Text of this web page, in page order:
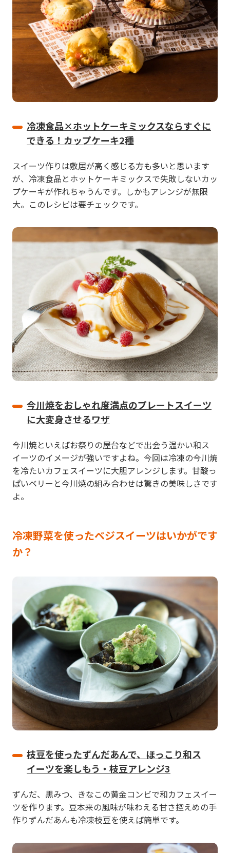
冷凍食品×ホットケーキミックスならすぐに
できる！カップケーキ2種
スイーツ作りは敷居が高く感じる方も多いと思います
が、冷凍食品とホットケーキミックスで失敗しないカッ
プケーキが作れちゃうんです。しかもアレンジが無限
大。このレシピは要チェックです。
今川焼をおしゃれ度満点のプレートスイーツ
に大変身させるワザ
今川焼といえばお祭りの屋台などで出会う温かい和ス
イーツのイメージが強いですよね。今回は冷凍の今川焼
を冷たいカフェスイーツに大胆アレンジします。甘酸っ
ぱいベリーと今川焼の組み合わせは驚きの美味しさです
よ。
冷凍野菜を使ったベジスイーツはいかがです
か？
枝豆を使ったずんだあんで、ほっこり和ス
イーツを楽しもう・枝豆アレンジ3
ずんだ、黒みつ、きなこの黄金コンビで和カフェスイー
ツを作ります。豆本来の風味が味わえる甘さ控えめの手
作りずんだあんも冷凍枝豆を使えば簡単です。